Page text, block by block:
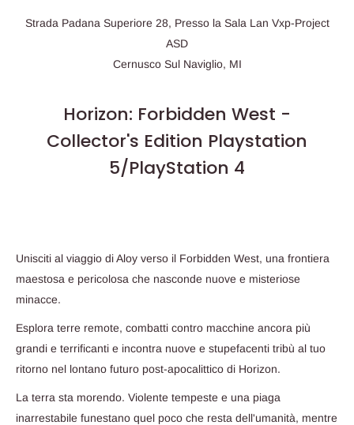
Strada Padana Superiore 28, Presso la Sala Lan Vxp-Project
ASD
Cernusco Sul Naviglio, MI
Horizon: Forbidden West -
Collector's Edition Playstation
5/PlayStation 4
Unisciti al viaggio di Aloy verso il Forbidden West, una frontiera
maestosa e pericolosa che nasconde nuove e misteriose
minacce.
Esplora terre remote, combatti contro macchine ancora più
grandi e terrificanti e incontra nuove e stupefacenti tribù al tuo
ritorno nel lontano futuro post-apocalittico di Horizon.
La terra sta morendo. Violente tempeste e una piaga
inarrestabile funestano quel poco che resta dell'umanità, mentre